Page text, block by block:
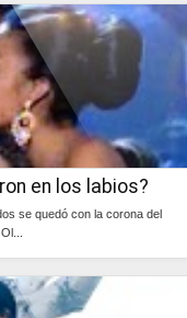
en los labios?
se quedó con la corona del